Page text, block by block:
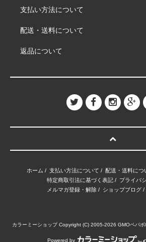
支払い方法について
配送・送料について
返品について
ホーム / 支払い方法について / 配送・送料につ
特定商取引法に基づく表記/ プライバ
メルマガ登録・解除 / ショップブログ /
カラーミーショップCopyright (C) 2005-2026 GMOペパ
Powered by